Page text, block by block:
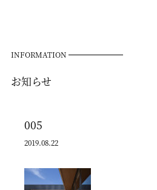
INFORMATION
お知らせ
005
2019.08.22